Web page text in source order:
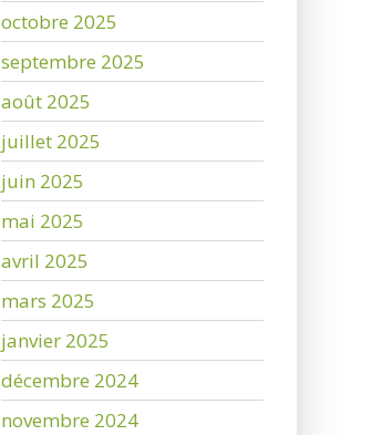
octobre 2025
septembre 2025
août 2025
juillet 2025
juin 2025
mai 2025
avril 2025
mars 2025
janvier 2025
décembre 2024
novembre 2024